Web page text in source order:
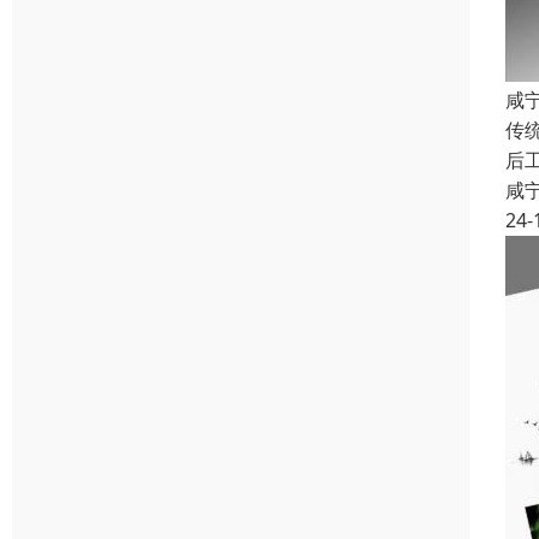
咸
传
后
咸
24-